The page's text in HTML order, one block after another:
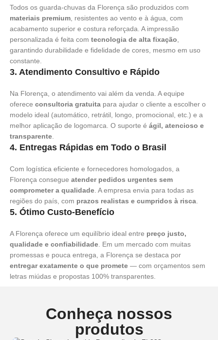
Todos os guarda-chuvas da Florença são produzidos com
materiais premium , resistentes ao vento e à água, com
acabamento superior e costura reforçada. A impressão
personalizada é feita com tecnologia de alta fixação
garantindo durabilidade e fidelidade de cores, mesmo em uso
constante.
3. Atendimento Consultivo e Rápido
Na Florença, o atendimento vai além da venda. A equipe
oferece consultoria gratuita para ajudar o cliente a escolher o
modelo ideal (automático, retrátil, longo, promocional, etc.) e a
melhor aplicação de logomarca. O suporte é ágil, atencioso e
transparente
4. Entregas Rápidas em Todo o Brasil
Com logística eficiente e fornecedores homologados, a
Florença consegue atender pedidos urgentes sem
comprometer a qualidade . A empresa envia para todas as
regiões do país, com prazos realistas e cumpridos à risca
5. Ótimo Custo-Benefício
A Florença oferece um equilíbrio ideal entre preço justo,
qualidade e confiabilidade . Em um mercado com muitas
promessas e pouca entrega, a Florença se destaca por
entregar exatamente o que promete — com orçamentos sem
letras miúdas e propostas 100% transparentes.
Conheça nossos
produtos